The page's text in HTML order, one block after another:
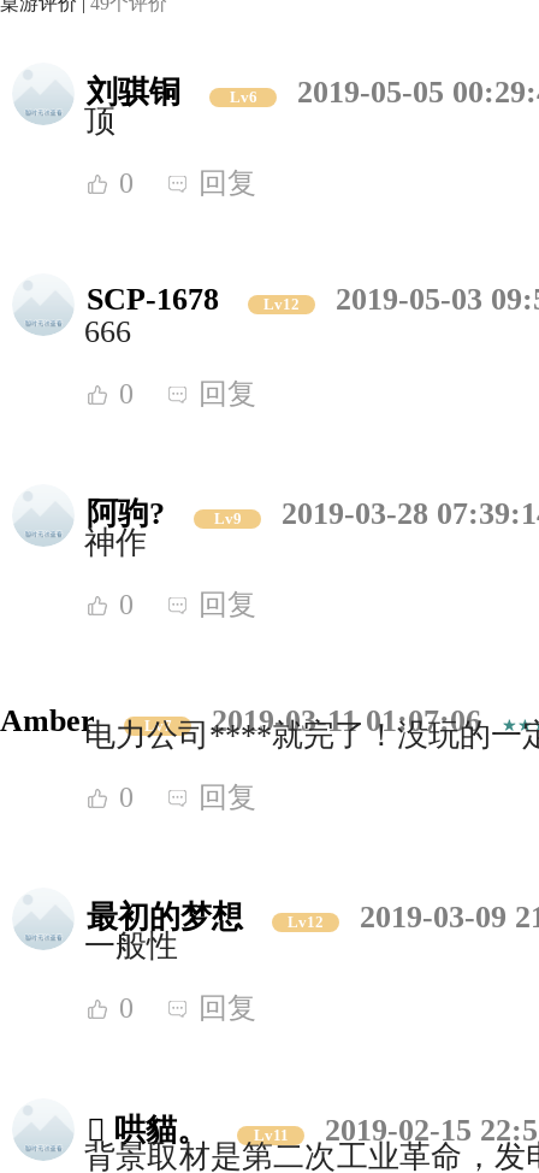
刘骐铜 Lv6
2019-05-05
顶
0 回复
SCP-1678 Lv12
2019-05-03
666
0 回复
阿驹? Lv9
2019-03-28
神作
0 回复
Amber Lv7 2019-03-11 01:07:06
电力公司****就完了！没玩的一
0 回复
最初的梦想 Lv12
2019-03-09
一般性
0 回复
 哄貓。 Lv11 2019-02-15
背景取材是第二次工业革命，